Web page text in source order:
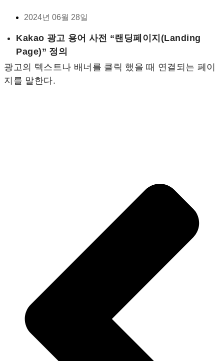
2024년 06월 28일
Kakao 광고 용어 사전 “랜딩페이지(Landing
Page)” 정의
광고의 텍스트나 배너를 클릭 했을 때 연결되는 페이
지를 말한다.